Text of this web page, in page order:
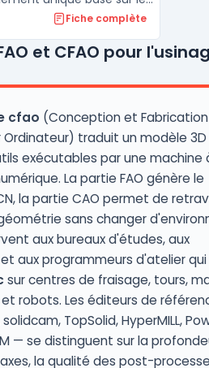
à intégrer ces multiples
le processus de
Fiche complète
et CFAO pour
cfao (Conception et Fabrication
Ordinateur) traduit un modèle 3D
exécutables par une machine
La partie FAO génère le
la partie CAO permet de
sans changer
aux bureaux d'études, aux
aux programmeurs d'atelier
sur centres de fraisage, tours,
robots. Les éditeurs de
solidcam, TopSolid, HyperMILL,
— se distinguent sur la
la qualité des post-